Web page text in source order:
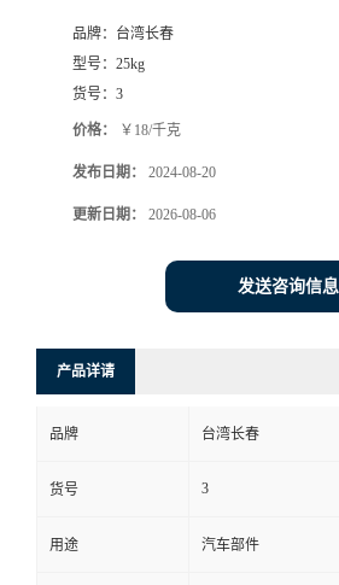
品牌： 台湾长春
型号： 25kg
货号： 3
价格： ￥18/千克
发布日期： 2024-08-20
更新日期： 2026-08-06
发送咨询信息
产品详请
品牌 台湾长春
货号 3
用途 汽车部件